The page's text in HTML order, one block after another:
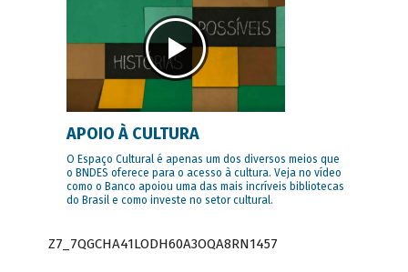
APOIO À CULTURA
O Espaço Cultural é apenas um dos diversos meios que
o BNDES oferece para o acesso à cultura. Veja no vídeo
como o Banco apoiou uma das mais incríveis bibliotecas
do Brasil e como investe no setor cultural.
Z7_7QGCHA41LODH60A3OQA8RN1457